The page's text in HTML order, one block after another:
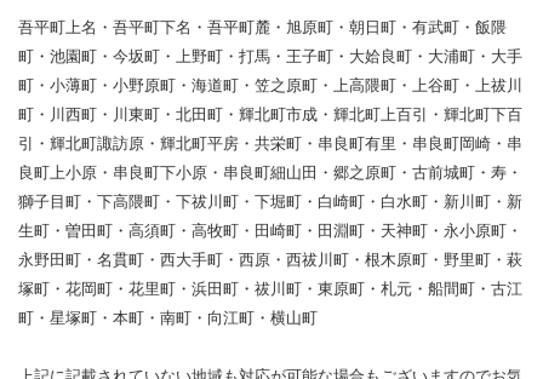
吾平町上名・吾平町下名・吾平町麓・旭原町・朝日町・有武町・飯隈
町・池園町・今坂町・上野町・打馬・王子町・大姶良町・大浦町・大手
町・小薄町・小野原町・海道町・笠之原町・上高隈町・上谷町・上祓川
町・川西町・川東町・北田町・輝北町市成・輝北町上百引・輝北町下百
引・輝北町諏訪原・輝北町平房・共栄町・串良町有里・串良町岡崎・串
良町上小原・串良町下小原・串良町細山田・郷之原町・古前城町・寿・
獅子目町・下高隈町・下祓川町・下堀町・白崎町・白水町・新川町・新
生町・曽田町・高須町・高牧町・田崎町・田淵町・天神町・永小原町・
永野田町・名貫町・西大手町・西原・西祓川町・根木原町・野里町・萩
塚町・花岡町・花里町・浜田町・祓川町・東原町・札元・船間町・古江
町・星塚町・本町・南町・向江町・横山町